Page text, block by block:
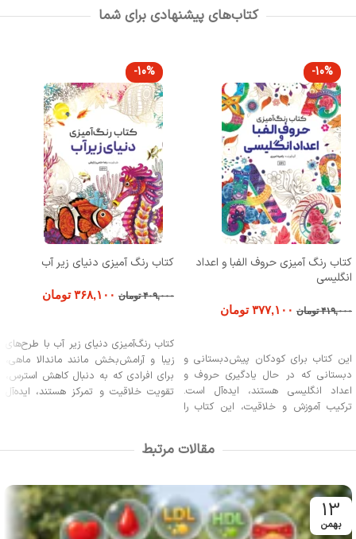
کتاب‌های پیشنهادی برای شما
-10%
کتاب رنگ آمیزی حروف الفبا و اعداد
انگلیسی
۴۱۹,۰۰۰ تومان ۳۷۷,۱۰۰ تومان
این کتاب برای کودکان پیش‌دبستانی و
دبستانی که در حال یادگیری حروف و
اعداد انگلیسی هستند، ایده‌آل است.
ترکیب آموزش و خلاقیت، این کتاب را
-10%
کتاب رنگ آمیزی دنیای زیر آب
۴۰۹,۰۰۰ تومان ۳۶۸,۱۰۰ تومان
کتاب رنگ‌آمیزی دنیای زیر آب با طرح‌های
زیبا و آرامش‌بخش مانند ماندالا ماهی،
برای افرادی که به دنبال کاهش استرس،
تقویت خلاقیت و تمرکز هستند، ایده‌آل
کسانی که علاقه‌مند به هنر رنگ‌آمیزی و
دنیای طبیعی دریا می‌باشند، گزینه‌ای عالیمقالات مرتبط
13
بهمن